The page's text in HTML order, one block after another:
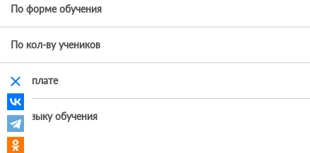
clear
По форме обучения
По кол-ву учеников
По оплате
По языку обучения